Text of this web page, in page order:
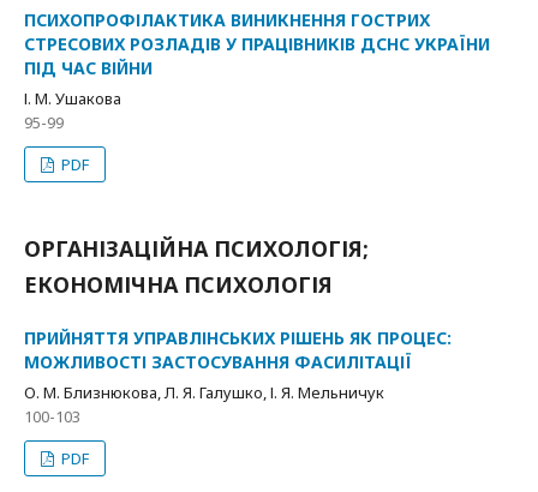
ПСИХОПРОФІЛАКТИКА ВИНИКНЕННЯ ГОСТРИХ
СТРЕСОВИХ РОЗЛАДІВ У ПРАЦІВНИКІВ ДСНС УКРАЇНИ
ПІД ЧАС ВІЙНИ
І. М. Ушакова
95-99
PDF
ОРГАНІЗАЦІЙНА ПСИХОЛОГІЯ;
ЕКОНОМІЧНА ПСИХОЛОГІЯ
ПРИЙНЯТТЯ УПРАВЛІНСЬКИХ РІШЕНЬ ЯК ПРОЦЕС:
МОЖЛИВОСТІ ЗАСТОСУВАННЯ ФАСИЛІТАЦІЇ
О. М. Близнюкова, Л. Я. Галушко, І. Я. Мельничук
100-103
PDF